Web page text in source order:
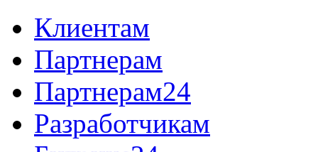
Клиентам
Партнерам
Партнерам24
Разработчикам